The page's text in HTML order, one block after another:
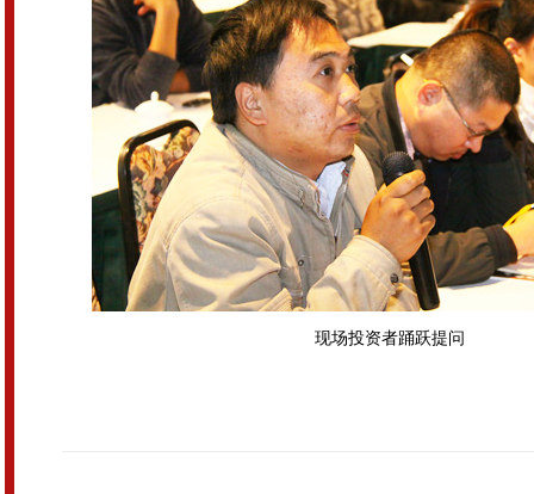
现场投资者踊跃提问